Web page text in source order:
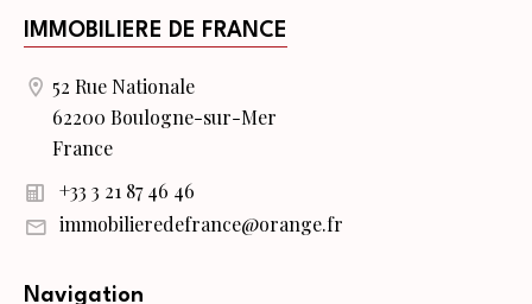
IMMOBILIERE DE FRANCE
52 Rue Nationale
62200 Boulogne-sur-Mer
France
+33 3 21 87 46 46
immobilieredefrance@orange.fr
Navigation